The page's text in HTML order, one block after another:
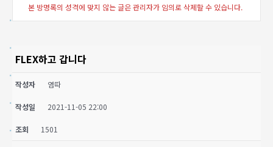
본 방명록의 성격에 맞지 않는 글은 관리자가 임의로 삭제할 수 있습니다.
FLEX하고 갑니다
작성자 염따
작성일 2021-11-05 22:00
조회 1501